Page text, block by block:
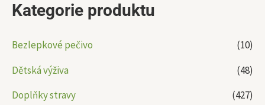
Kategorie produktu
Bezlepkové pečivo
(10)
Dětská výživa
(48)
Doplňky stravy
(427)